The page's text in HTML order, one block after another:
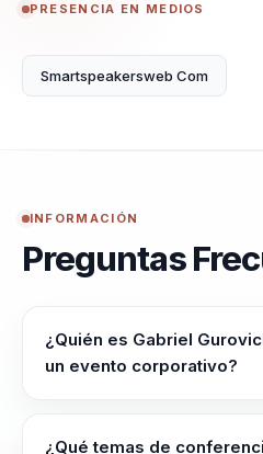
PRESENCIA EN MEDIOS
Smartspeakersweb Com
INFORMACIÓN
Preguntas
¿Quién es Gabriel
un evento corporativo?
artificial, negocio y adopción
¿Qué temas de